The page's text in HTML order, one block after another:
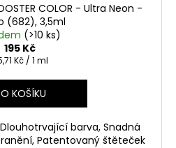
COLOR - Ultra Neon -
(682), 3,5ml
(>10 ks)
195 Kč
Kč / 1 ml
KOŠÍKU
barva, Snadná
Patentovaný štěteček